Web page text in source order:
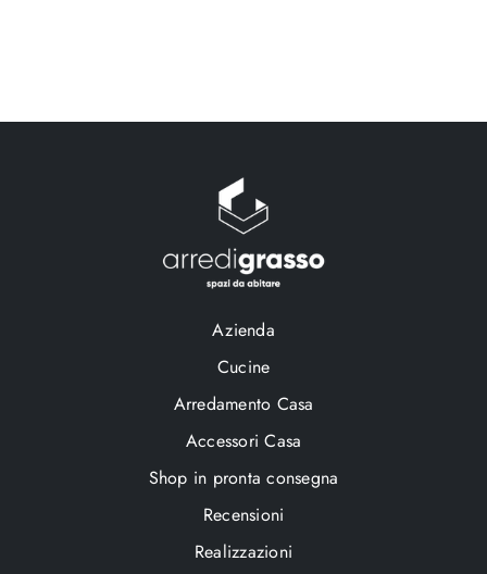
Azienda
Cucine
Arredamento Casa
Accessori Casa
Shop in pronta consegna
Recensioni
Realizzazioni